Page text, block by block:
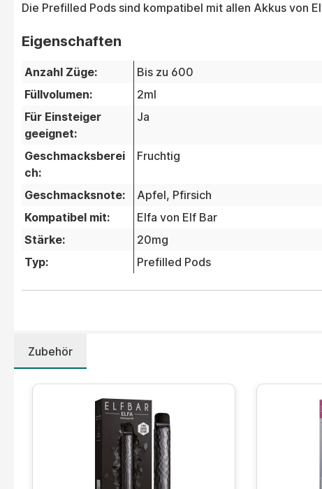
Die Prefilled Pods sind kompatibel mit allen Akkus von
Eigenschaften
Anzahl Züge:
Bis zu 600
Füllvolumen:
2ml
Für Einsteiger
geeignet:
Ja
Geschmacksberei
ch:
Fruchtig
Geschmacksnote: Apfel, Pfirsich
Kompatibel mit:
Elfa von Elf Bar
Stärke:
20mg
Typ:
Prefilled Pods
Zubehör
Produktgalerie überspringen